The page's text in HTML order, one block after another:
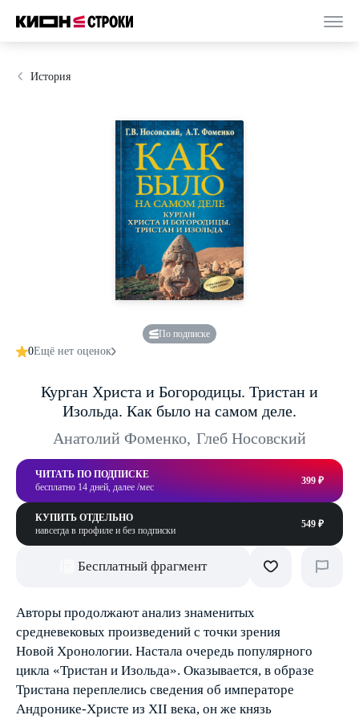
История
По подписке
0Ещё нет оценок
Курган Христа и Богородицы. Тристан и
Изольда. Как было на самом деле.
Анатолий Фоменко, Глеб Носовский
ЧИТАТЬ ПО ПОДПИСКЕ
бесплатно 14 дней, далее /мес
399 ₽
КУПИТЬ ОТДЕЛЬНО
навсегда в профиле и без подписки
549 ₽
Бесплатный фрагмент
Авторы продолжают анализ знаменитых
средневековых произведений с точки зрения
Новой Хронологии. Настала очередь популярного
цикла «Тристан и Изольда». Оказывается, в образе
Тристана переплелись сведения об императоре
Андронике-Христе из XII века, он же князь